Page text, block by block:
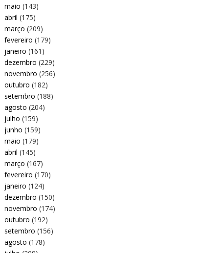
maio (143)
abril (175)
março (209)
fevereiro (179)
janeiro (161)
dezembro (229)
novembro (256)
outubro (182)
setembro (188)
agosto (204)
julho (159)
junho (159)
maio (179)
abril (145)
março (167)
fevereiro (170)
janeiro (124)
dezembro (150)
novembro (174)
outubro (192)
setembro (156)
agosto (178)